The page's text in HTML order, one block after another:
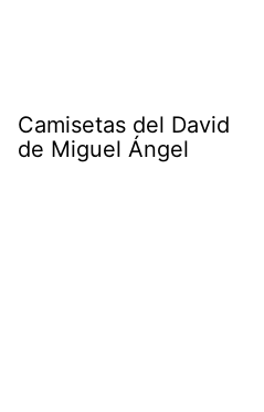
Camisetas del David
de Miguel Ángel